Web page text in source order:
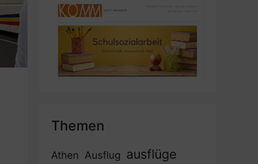
Themen
Athen Ausflug ausflüge